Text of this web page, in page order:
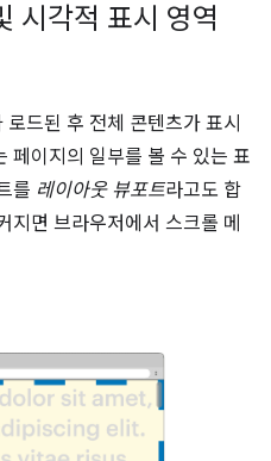
시각적 표시 영역
드된 후 전체 콘텐츠가 표시
페이지의 일부를 볼 수 있는 표
를 레이아웃 뷰포트라고도 합
지면 브라우저에서 스크롤 메